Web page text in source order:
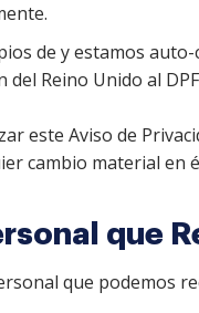
de y estamos
Reino Unido al DPF
este Aviso de
cambio material en
que
que podemos